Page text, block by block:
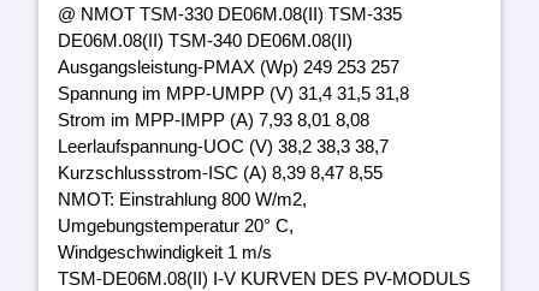
@ NMOT TSM-330 DE06M.08(II) TSM-335
DE06M.08(II) TSM-340 DE06M.08(II)
Ausgangsleistung-PMAX (Wp) 249 253 257
Spannung im MPP-UMPP (V) 31,4 31,5 31,8
Strom im MPP-IMPP (A) 7,93 8,01 8,08
Leerlaufspannung-UOC (V) 38,2 38,3 38,7
Kurzschlussstrom-ISC (A) 8,39 8,47 8,55
NMOT: Einstrahlung 800 W/m2,
Umgebungstemperatur 20° C,
Windgeschwindigkeit 1 m/s
TSM-DE06M.08(II) I-V KURVEN DES PV-MODULS